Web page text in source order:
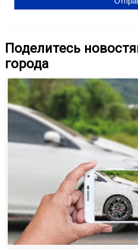
Поделитесь
города